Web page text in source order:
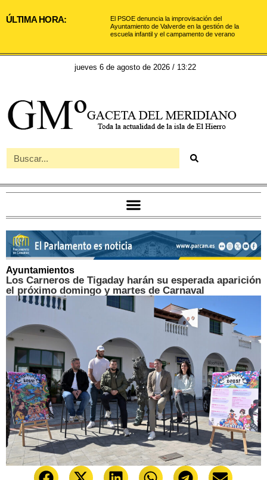
ÚLTIMA HORA:
El PSOE denuncia la improvisación del
Ayuntamiento de Valverde en la gestión de la
escuela infantil y el campamento de verano
jueves 6 de agosto de 2026 / 13:22
Ayuntamientos
Los Carneros de Tigaday harán su esperada aparición
el próximo domingo y martes de Carnaval